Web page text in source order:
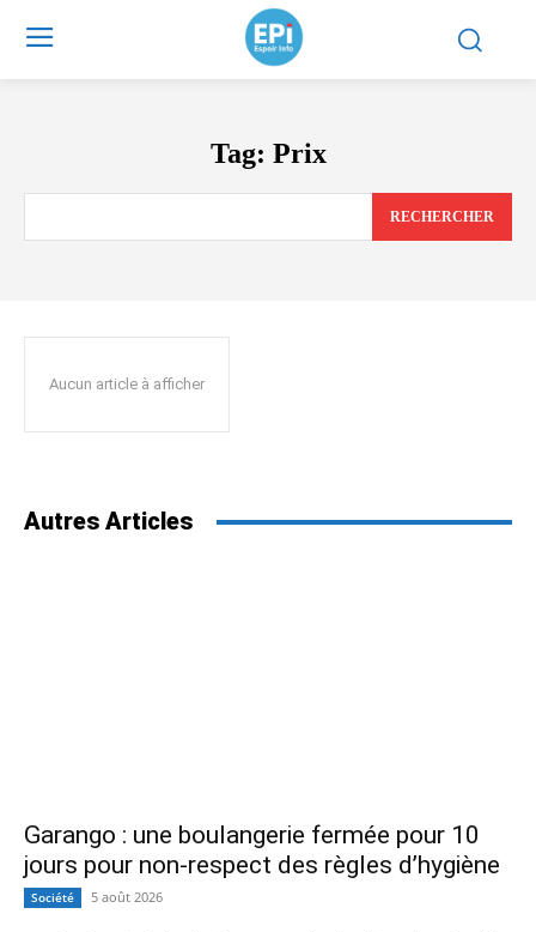
Tag: Prix
RECHERCHER
Aucun article à afficher
Autres Articles
Garango : une boulangerie fermée pour 10
jours pour non-respect des règles d’hygiène
Société 5 août 2026